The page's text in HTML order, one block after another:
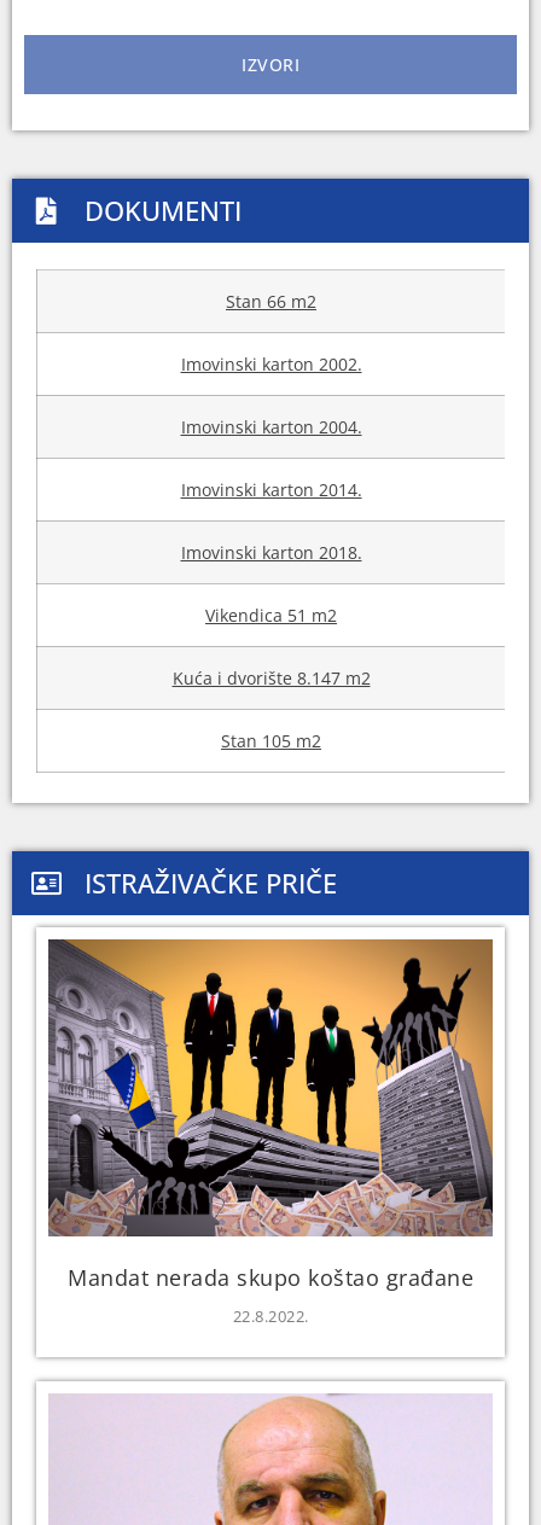
IZVORI
DOKUMENTI
Stan 66 m2
Imovinski karton 2002.
Imovinski karton 2004.
Imovinski karton 2014.
Imovinski karton 2018.
Vikendica 51 m2
Kuća i dvorište 8.147 m2
Stan 105 m2
ISTRAŽIVAČKE PRIČE
Mandat nerada skupo koštao građane
22.8.2022.